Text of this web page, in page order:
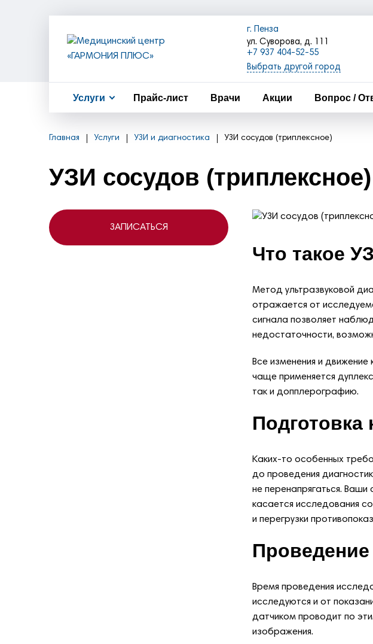
г. Пенза
ул. Суворова, д. 111
+7 937 404-52-55
+7(8412)52-55-55
+7 (8412) 458-758
Выбрать другой город
Услуги Прайс-лист Врачи Акции Вопрос /
Главная Услуги УЗИ и диагностика УЗИ сосудов (триплексное)
УЗИ сосудов (триплексное)
ЗАПИСАТЬСЯ
Что такое
Метод ультразвуковой
отражается от
сигнала позволяет
недостаточности,
Все изменения и
чаще применяется
так и допплерографию.
Подготовка
Каких-то особенных
до проведения
не перенапрягаться.
касается исследования
и перегрузки
Время проведения
исследуются и от
датчиком проводит по
изображения.